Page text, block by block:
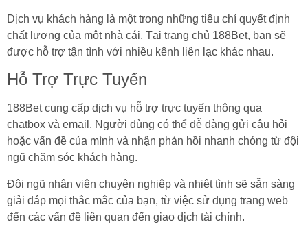
Dịch vụ khách hàng là một trong những tiêu chí quyết định
chất lượng của một nhà cái. Tại trang chủ 188Bet, bạn sẽ
được hỗ trợ tận tình với nhiều kênh liên lạc khác nhau.
Hỗ Trợ Trực Tuyến
188Bet cung cấp dịch vụ hỗ trợ trực tuyến thông qua
chatbox và email. Người dùng có thể dễ dàng gửi câu hỏi
hoặc vấn đề của mình và nhận phản hồi nhanh chóng từ đội
ngũ chăm sóc khách hàng.
Đội ngũ nhân viên chuyên nghiệp và nhiệt tình sẽ sẵn sàng
giải đáp mọi thắc mắc của bạn, từ việc sử dụng trang web
đến các vấn đề liên quan đến giao dịch tài chính.